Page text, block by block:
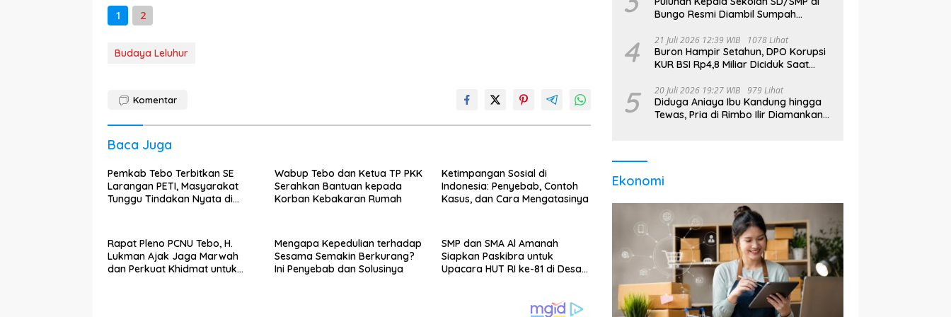
1 2
Budaya Leluhur
Komentar
Baca Juga
Pemkab Tebo Terbitkan SE
Larangan PETI, Masyarakat
Tunggu Tindakan Nyata di
Wabup Tebo dan Ketua TP PKK
Serahkan Bantuan kepada
Korban Kebakaran Rumah
Ketimpangan Sosial di
Indonesia: Penyebab, Contoh
Kasus, dan Cara Mengatasinya
Rapat Pleno PCNU Tebo, H.
Lukman Ajak Jaga Marwah
dan Perkuat Khidmat untuk
Mengapa Kepedulian terhadap
Sesama Semakin Berkurang?
Ini Penyebab dan Solusinya
SMP dan SMA Al Amanah
Siapkan Paskibra untuk
Upacara HUT RI ke-81 di Desa
Bungo Resmi Diambil Sumpah
4 21 Juli 2026 12:39 WIB 1078 Lihat
Buron Hampir Setahun, DPO Korupsi
KUR BSI Rp4,8 Miliar Diciduk Saat
5 20 Juli 2026 19:27 WIB 979 Lihat
Diduga Aniaya Ibu Kandung hingga
Tewas, Pria di Rimbo Ilir Diamankan
Ekonomi